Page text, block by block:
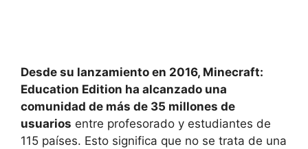
Desde su lanzamiento en 2016, Minecraft:
Education Edition ha alcanzado una
comunidad de más de 35 millones de
usuarios entre profesorado y estudiantes de
115 países. Esto significa que no se trata de una